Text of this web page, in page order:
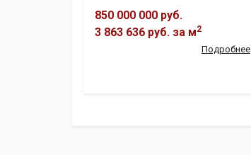
850 000 000 руб.
3 863 636 руб. за м2
Подробнее